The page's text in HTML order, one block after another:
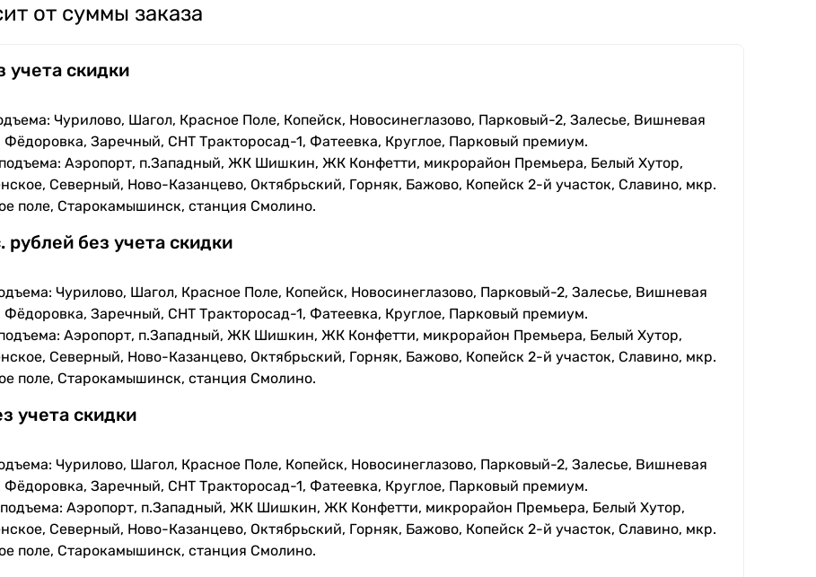
от суммы заказа
учета скидки
Чурилово, Шагол, Красное Поле, Копейск, Новосинеглазово, Парковый-2, Залесье, Вишневая
Заречный, СНТ Тракторосад-1, Фатеевка, Круглое, Парковый премиум.
Аэропорт, п.Западный, ЖК Шишкин, ЖК Конфетти, микрорайон Премьера, Белый Хутор,
Северный, Ново-Казанцево, Октябрьский, Горняк, Бажово, Копейск 2-й участок, Славино, мкр.
поле, Старокамышинск, станция Смолино.
без учета скидки
Чурилово, Шагол, Красное Поле, Копейск, Новосинеглазово, Парковый-2, Залесье, Вишневая
Заречный, СНТ Тракторосад-1, Фатеевка, Круглое, Парковый премиум.
Аэропорт, п.Западный, ЖК Шишкин, ЖК Конфетти, микрорайон Премьера, Белый Хутор,
Северный, Ново-Казанцево, Октябрьский, Горняк, Бажово, Копейск 2-й участок, Славино, мкр.
поле, Старокамышинск, станция Смолино.
учета скидки
Чурилово, Шагол, Красное Поле, Копейск, Новосинеглазово, Парковый-2, Залесье, Вишневая
Заречный, СНТ Тракторосад-1, Фатеевка, Круглое, Парковый премиум.
подъема: Аэропорт, п.Западный, ЖК Шишкин, ЖК Конфетти, микрорайон Премьера, Белый Хутор,
Северный, Ново-Казанцево, Октябрьский, Горняк, Бажово, Копейск 2-й участок, Славино, мкр.
поле, Старокамышинск, станция Смолино.